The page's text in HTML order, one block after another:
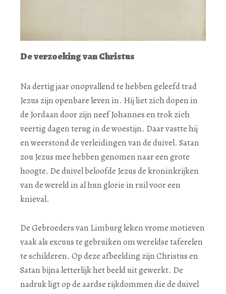
De verzoeking van Christus
Na dertig jaar onopvallend te hebben geleefd trad
Jezus zijn openbare leven in. Hij liet zich dopen in
de Jordaan door zijn neef Johannes en trok zich
veertig dagen terug in de woestijn. Daar vastte hij
en weerstond de verleidingen van de duivel. Satan
zou Jezus mee hebben genomen naar een grote
hoogte. De duivel beloofde Jezus de kroninkrijken
van de wereld in al hun glorie in ruil voor een
knieval.
De Gebroeders van Limburg leken vrome motieven
vaak als excuus te gebruiken om wereldse taferelen
te schilderen. Op deze afbeelding zijn Christus en
Satan bijna letterlijk het beeld uit gewerkt. De
nadruk ligt op de aardse rijkdommen die de duivel